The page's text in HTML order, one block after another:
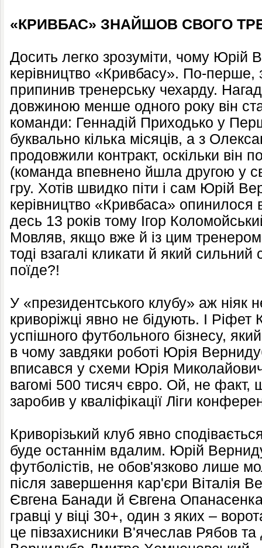
«КРИВБАС» ЗНАЙШОВ СВОГО
Досить легко зрозуміти, чому Юрій
керівництво «Кривбасу». По-перше,
припинив тренерську чехарду.
довжиною менше одного року він
команди: Геннадій Приходько у
буквально кілька місяців, а з
продовжили контракт, оскільки він
(команда впевнено йшла другою у
гру. Хотів швидко піти і сам Юрій
керівництво «Кривбаса»
десь 13 років тому Ігор
Мовляв, якщо вже й із цим тренером
тоді взагалі кликати й який сильний
поїде?!
У «президентського клубу» аж ніяк
криворіжці явно не бідують. І
успішного футбольного бізнесу,
в чому завдяки роботі Юрія
вписався у схеми Юрія
вагомі 500 тисяч євро. Ой, не факт,
заробив у кваліфікації Ліги
Криворізький клуб явно
буде останнім вдалим. Юрій
футболістів, не обов'язково лише
після завершення кар'єри Віталія
Євгена Банади й Євгена
гравці у віці 30+, один з яких –
це півзахисники В'ячеслав Рябов